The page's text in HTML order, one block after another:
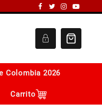
Colombia 2026
Carrito